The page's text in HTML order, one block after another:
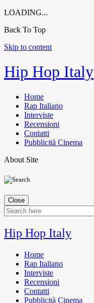
LOADING...
Back To Top
Skip to content
Hip Hop Italy
Home
Rap Italiano
Interviste
Recensioni
Contatti
Pubblicità Cinema
About Site
Close
Hip Hop Italy
Home
Rap Italiano
Interviste
Recensioni
Contatti
Pubblicità Cinema